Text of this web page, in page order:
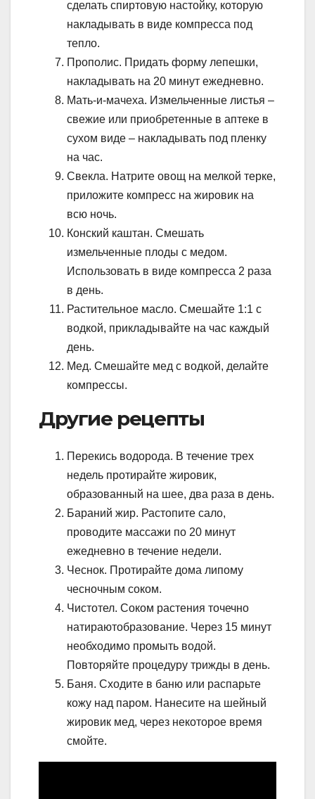
сделать спиртовую настойку, которую
накладывать в виде компресса под
тепло.
Прополис. Придать форму лепешки,
накладывать на 20 минут ежедневно.
Мать-и-мачеха. Измельченные листья –
свежие или приобретенные в аптеке в
сухом виде – накладывать под пленку
на час.
Свекла. Натрите овощ на мелкой терке,
приложите компресс на жировик на
всю ночь.
Конский каштан. Смешать
измельченные плоды с медом.
Использовать в виде компресса 2 раза
в день.
Растительное масло. Смешайте 1:1 с
водкой, прикладывайте на час каждый
день.
Мед. Смешайте мед с водкой, делайте
компрессы.
Другие рецепты
Перекись водорода. В течение трех
недель протирайте жировик,
образованный на шее, два раза в день.
Бараний жир. Растопите сало,
проводите массажи по 20 минут
ежедневно в течение недели.
Чеснок. Протирайте дома липому
чесночным соком.
Чистотел. Соком растения точечно
натираютобразование. Через 15 минут
необходимо промыть водой.
Повторяйте процедуру трижды в день.
Баня. Сходите в баню или распарьте
кожу над паром. Нанесите на шейный
жировик мед, через некоторое время
смойте.